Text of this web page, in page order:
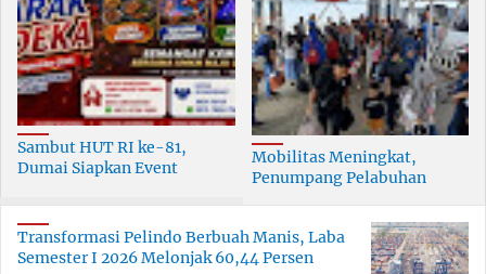
Sambut HUT RI ke-81,
Dumai Siapkan Event
Mobilitas Meningkat,
Penumpang Pelabuhan
Transformasi Pelindo Berbuah Manis, Laba
Semester I 2026 Melonjak 60,44 Persen